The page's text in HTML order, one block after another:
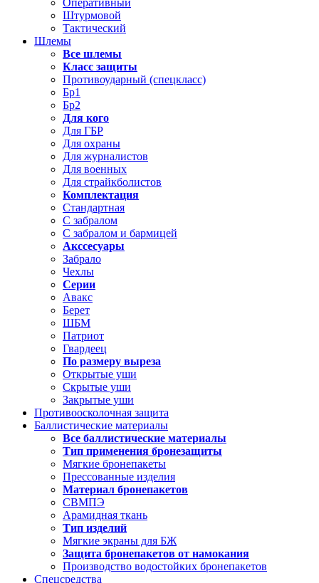
Оперативный
Штурмовой
Тактический
Шлемы
Все шлемы
Класс защиты
Противоударный (спецкласс)
Бр1
Бр2
Для кого
Для ГБР
Для охраны
Для журналистов
Для военных
Для страйкболистов
Комплектация
Стандартная
С забралом
С забралом и бармицей
Акссесуары
Забрало
Чехлы
Серии
Авакс
Берет
ШБМ
Патриот
Гвардеец
По размеру выреза
Открытые уши
Скрытые уши
Закрытые уши
Противоосколочная защита
Баллистические материалы
Все баллистические материалы
Тип применения бронезащиты
Мягкие бронепакеты
Прессованные изделия
Материал бронепакетов
СВМПЭ
Арамидная ткань
Тип изделий
Мягкие экраны для БЖ
Защита бронепакетов от намокания
Производство водостойких бронепакетов
Спецсредства